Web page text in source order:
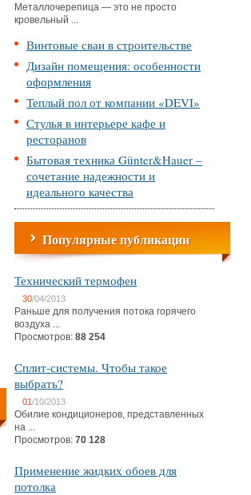
Металлочерепица — это не просто
кровельный ...
Винтовые сваи в строительстве
Дизайн помещения: особенности
оформления
Теплый пол от компании «DEVI»
Стулья в интерьере кафе и
ресторанов
Бытовая техника Günter&Hauer –
сочетание надежности и
идеального качества
Популярные публикации
Технический термофен
30/04/2013
Раньше для получения потока горячего
воздуха ...
Просмотров: 88 254
Сплит-системы. Чтобы такое
выбрать?
01/10/2013
Обилие кондиционеров, представленных
на ...
Просмотров: 70 128
Применение жидких обоев для
потолка